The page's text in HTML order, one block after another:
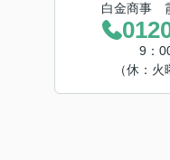
白金商事
9：
（休：